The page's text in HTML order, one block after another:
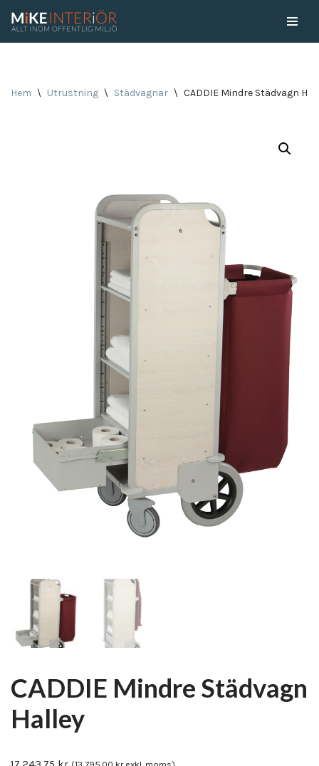
Hem \ Utrustning \ Städvagnar \ CADDIE Mindre Städvagn
CADDIE Mindre Städvagn
Halley